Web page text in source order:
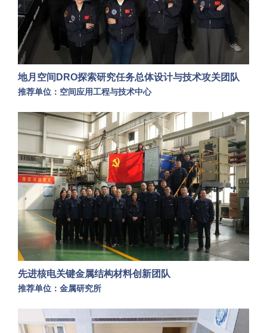
地月空间DRO探索研究任务总体设计与技术攻关团队
推荐单位：空间应用工程与技术中心
先进核电关键金属结构材料创新团队
推荐单位：金属研究所